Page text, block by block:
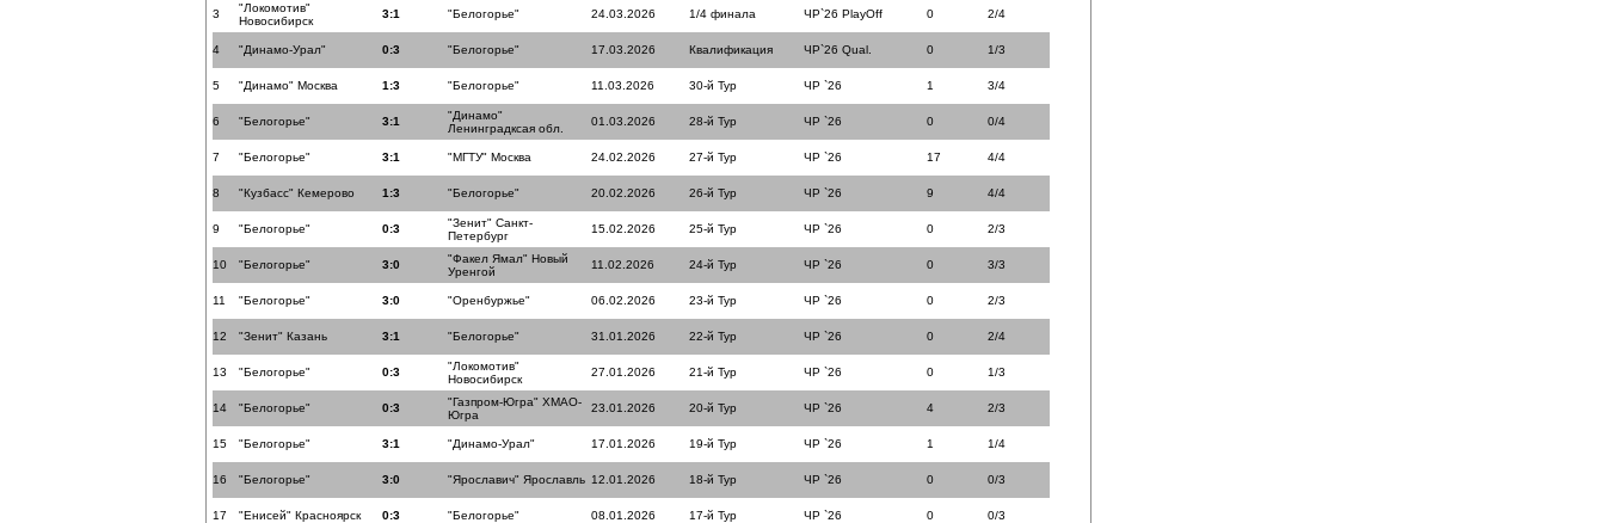
3
"Локомотив"
Новосибирск
3:1 "Белогорье" 24.03.2026 1/4 финала ЧР`26 PlayOff 0 2/4
4 "Динамо-Урал" 0:3 "Белогорье" 17.03.2026 Квалификация ЧР`26 Qual. 0 1/3
5 "Динамо" Москва 1:3 "Белогорье" 11.03.2026 30-й Тур ЧР `26 1 3/4
6 "Белогорье" 3:1
"Динамо"
Ленинградксая обл.
01.03.2026 28-й Тур ЧР `26 0 0/4
7 "Белогорье" 3:1 "МГТУ" Москва 24.02.2026 27-й Тур ЧР `26 17 4/4
8 "Кузбасс" Кемерово 1:3 "Белогорье" 20.02.2026 26-й Тур ЧР `26 9 4/4
9 "Белогорье" 0:3
"Зенит" Санкт-
Петербург
15.02.2026 25-й Тур ЧР `26 0 2/3
10 "Белогорье" 3:0
"Факел Ямал" Новый
Уренгой
11.02.2026 24-й Тур ЧР `26 0 3/3
11 "Белогорье" 3:0 "Оренбуржье" 06.02.2026 23-й Тур ЧР `26 0 2/3
12 "Зенит" Казань 3:1 "Белогорье" 31.01.2026 22-й Тур ЧР `26 0 2/4
13 "Белогорье" 0:3
"Локомотив"
Новосибирск
27.01.2026 21-й Тур ЧР `26 0 1/3
14 "Белогорье" 0:3
"Газпром-Югра" ХМАО-
Югра
23.01.2026 20-й Тур ЧР `26 4 2/3
15 "Белогорье" 3:1 "Динамо-Урал" 17.01.2026 19-й Тур ЧР `26 1 1/4
16 "Белогорье" 3:0 "Ярославич" Ярославль 12.01.2026 18-й Тур ЧР `26 0 0/3
17 "Енисей" Красноярск 0:3 "Белогорье" 08.01.2026 17-й Тур ЧР `26 0 0/3